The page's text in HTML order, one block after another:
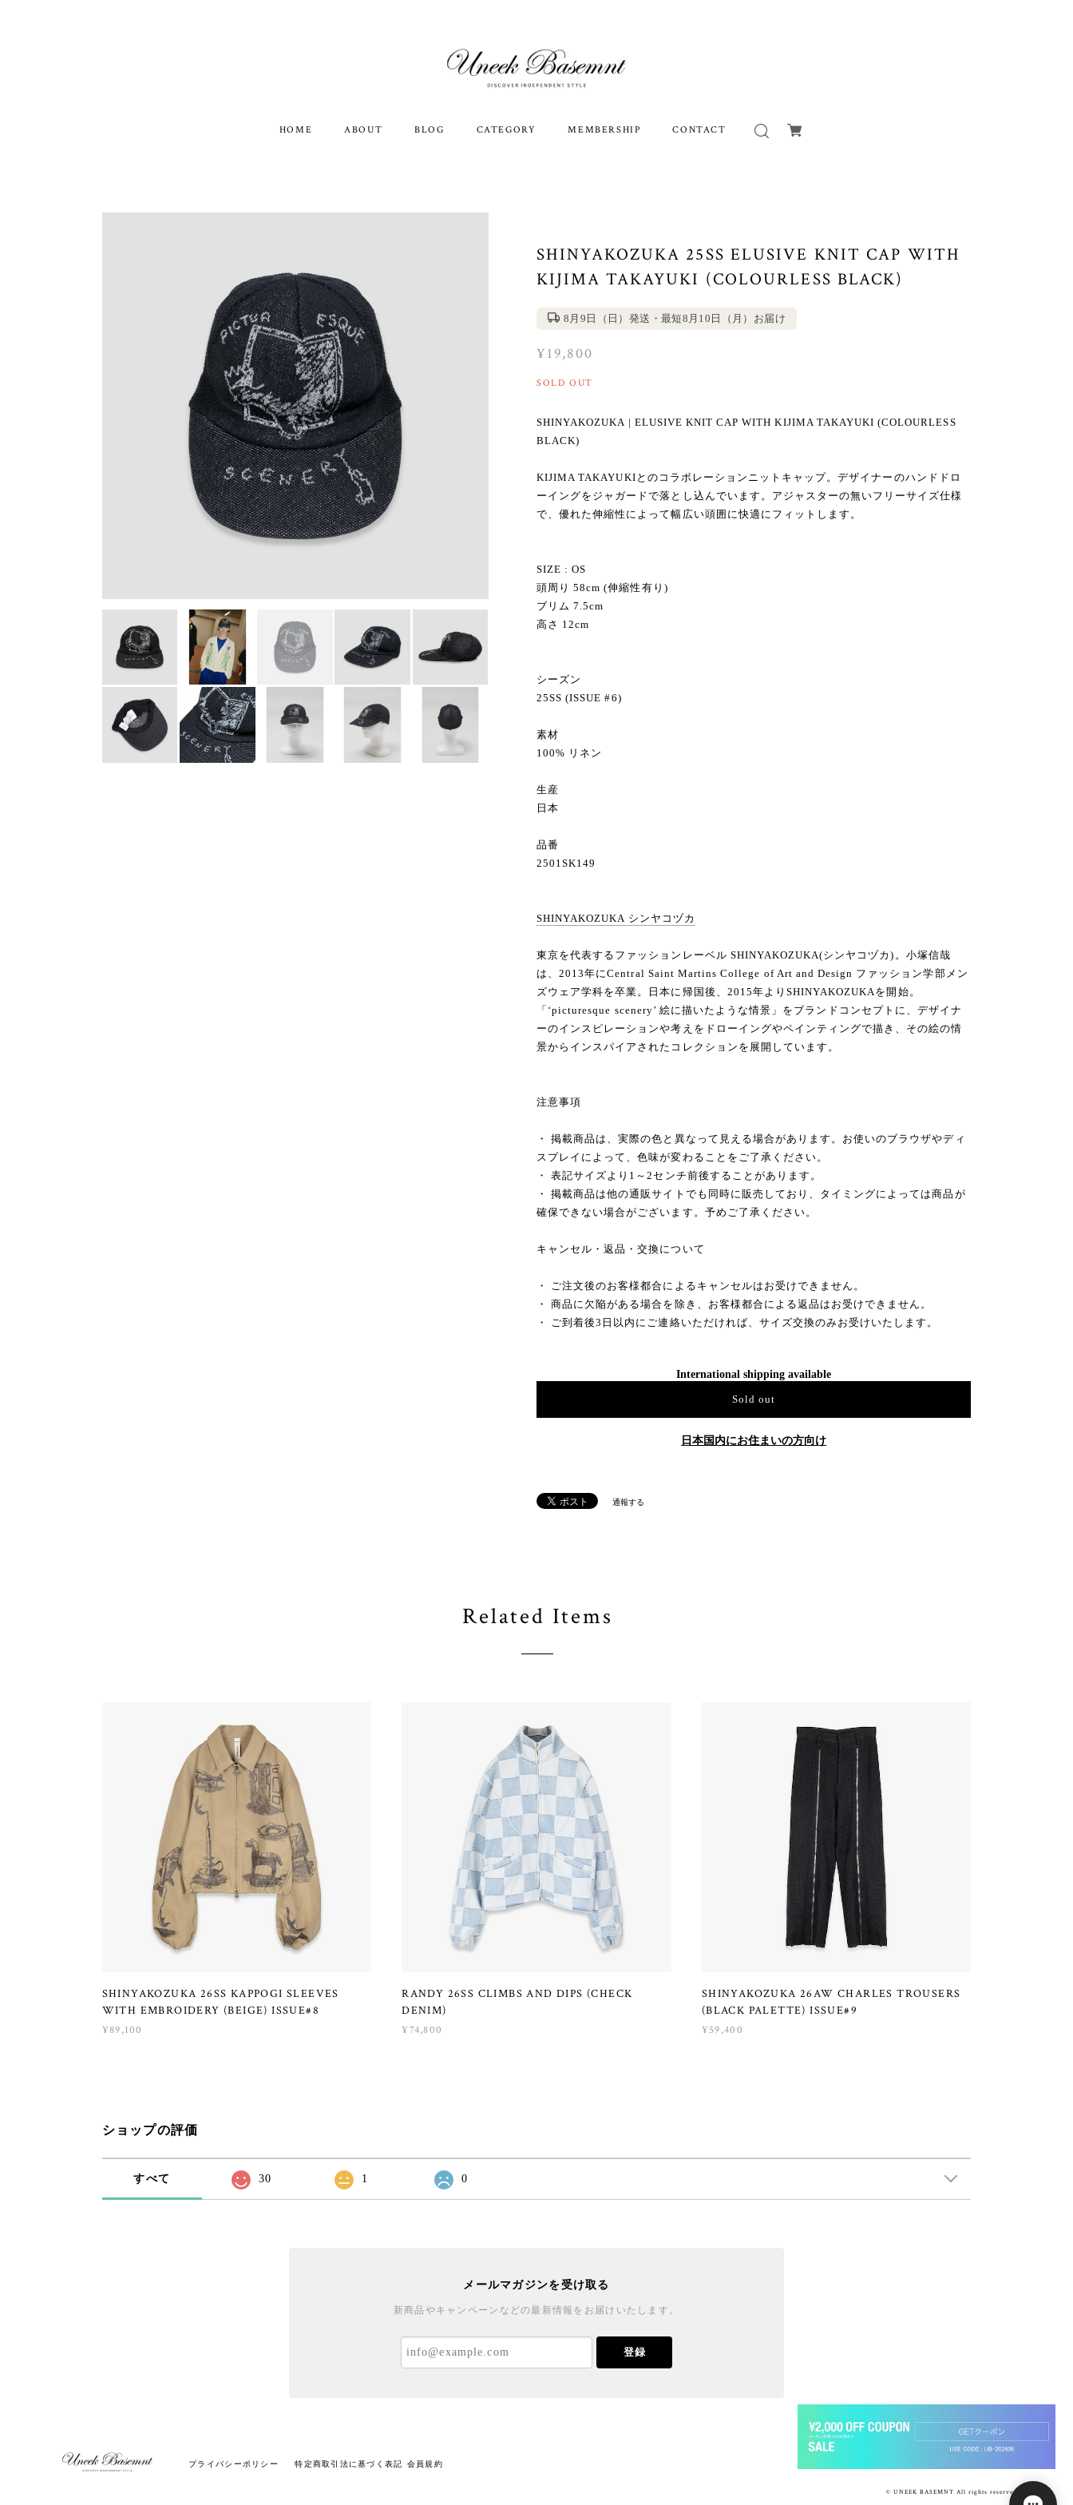
HOME ABOUT BLOG CATEGORY MEMBERSHIP CONTACT
SHINYAKOZUKA 25SS ELUSIVE KNIT CAP WITH
KIJIMA TAKAYUKI (COLOURLESS BLACK)
8月9日（日）発送・最短8月10日（月）お届け
¥19,800
SOLD OUT
SHINYAKOZUKA | ELUSIVE KNIT CAP WITH KIJIMA TAKAYUKI (COLOURLESS
BLACK)
KIJIMA TAKAYUKIとのコラボレーションニットキャップ。デザイナーのハンドドロ
ーイングをジャガードで落とし込んでいます。アジャスターの無いフリーサイズ仕様
で、優れた伸縮性によって幅広い頭囲に快適にフィットします。
SIZE : OS
頭周り 58cm (伸縮性有り)
ブリム 7.5cm
高さ 12cm
シーズン
25SS (ISSUE #6)
素材
100% リネン
生産
日本
品番
2501SK149
SHINYAKOZUKA シンヤコヅカ
東京を代表するファッションレーベル SHINYAKOZUKA(シンヤコヅカ)。小塚信哉
は、2013年にCentral Saint Martins College of Art and Design ファッション学部メン
ズウェア学科を卒業。日本に帰国後、2015年よりSHINYAKOZUKAを開始。
「‘picturesque scenery’ 絵に描いたような情景」をブランドコンセプトに、デザイナ
ーのインスピレーションや考えをドローイングやペインティングで描き、その絵の情
景からインスパイアされたコレクションを展開しています。
注意事項
・ 掲載商品は、実際の色と異なって見える場合があります。お使いのブラウザやディ
スプレイによって、色味が変わることをご了承ください。
・ 表記サイズより1～2センチ前後することがあります。
・ 掲載商品は他の通販サイトでも同時に販売しており、タイミングによっては商品が
確保できない場合がございます。予めご了承ください。
キャンセル・返品・交換について
・ ご注文後のお客様都合によるキャンセルはお受けできません。
・ 商品に欠陥がある場合を除き、お客様都合による返品はお受けできません。
・ ご到着後3日以内にご連絡いただければ、サイズ交換のみお受けいたします。
International shipping available
Sold out
日本国内にお住まいの方向け
通報する
Related Items
SHINYAKOZUKA 26SS KAPPOGI SLEEVES
WITH EMBROIDERY (BEIGE) ISSUE#8
¥89,100
RANDY 26SS CLIMBS AND DIPS (CHECK
DENIM)
¥74,800
SHINYAKOZUKA 26AW CHARLES TROUSERS
(BLACK PALETTE) ISSUE#9
¥59,400
ショップの評価
すべて 30 1 0
メールマガジンを受け取る
新商品やキャンペーンなどの最新情報をお届けいたします。
登録
プライバシーポリシー 特定商取引法に基づく表記 会員規約
© UNEEK BASEMNT All rights reserved.